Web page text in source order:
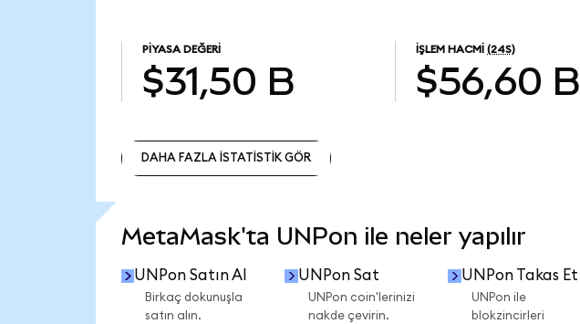
PIYASA DEĞERI
$31,50 B
İŞLEM HACMI (24S)
$56,60 B
DAHA FAZLA İSTATİSTİK GÖR
MetaMask'ta UNPon ile neler yapılır
UNPon Satın Al
Birkaç dokunuşla
satın alın.
UNPon Sat
UNPon coin'lerinizi
nakde çevirin.
UNPon Takas Et
UNPon ile
blokzincirleri